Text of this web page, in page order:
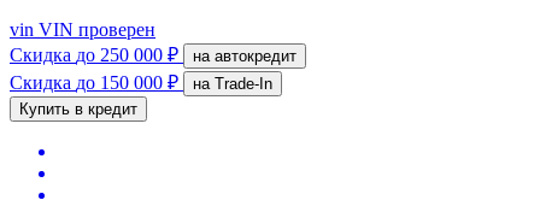
vin VIN проверен
Скидка до 250 000 ₽ на автокредит
Скидка до 150 000 ₽
на Trade-In
Купить в кредит